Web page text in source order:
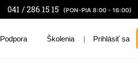
041 / 286 15 15 (PON-PIA 8:00 - 16:00)
Podpora Školenia | Prihlásiť sa